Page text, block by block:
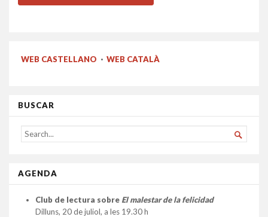
WEB CASTELLANO · WEB CATALÀ
BUSCAR
SEARCH
FOR...

AGENDA
Club de lectura sobre El malestar de la felicidad
Dilluns, 20 de juliol, a les 19.30 h